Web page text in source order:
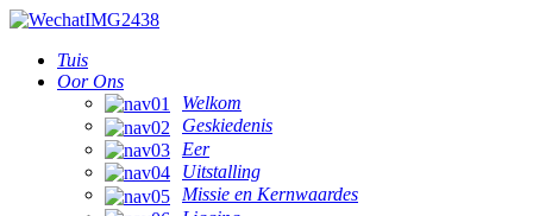
Tuis
Oor Ons
Welkom
Geskiedenis
Eer
Uitstalling
Missie en Kernwaardes